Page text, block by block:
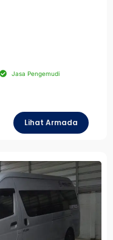
Jasa Pengemudi
Lihat Armada